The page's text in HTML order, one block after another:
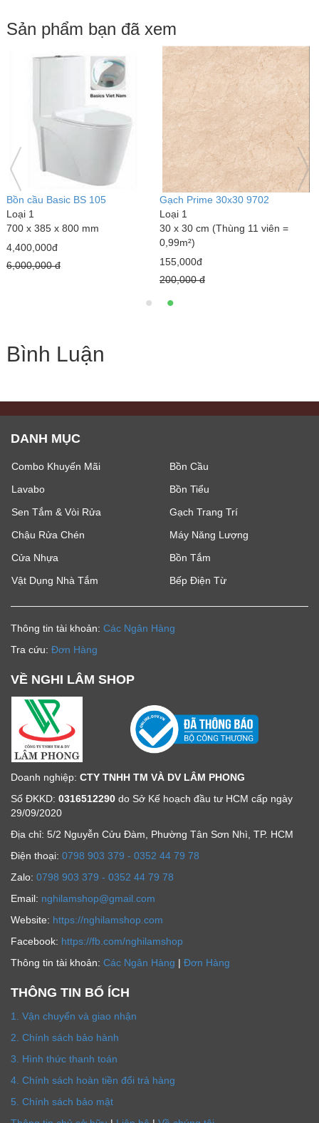
Sản phẩm bạn đã xem
Gạch Prime 60x60 9666
Loại 1
60 x 60 cm (Thùng 4 viên =
1,44m²)
148,000đ
Lavabo mạ vàng Napolon 3005
450 x 400 x 145 mm
1,900,000đ
2,500,000 đ
Bình Luận
DANH MỤC
Combo Khuyến Mãi
Bồn Cầu
Lavabo
Bồn Tiểu
Sen Tắm & Vòi Rửa
Gạch Trang Trí
Chậu Rửa Chén
Máy Năng Lượng
Cửa Nhựa
Bồn Tắm
Vật Dụng Nhà Tắm
Bếp Điện Từ
Thông tin tài khoản: Các Ngân Hàng
Tra cứu: Đơn Hàng
VỀ NGHI LÂM SHOP
Doanh nghiệp: CTY TNHH TM VÀ DV LÂM PHONG
Số ĐKKD: 0316512290 do Sở Kế hoạch đầu tư HCM cấp ngày
29/09/2020
Địa chỉ: 5/2 Nguyễn Cửu Đàm, Phường Tân Sơn Nhì, TP. HCM
Ðiện thoại: 0798 903 379 - 0352 44 79 78
Zalo: 0798 903 379 - 0352 44 79 78
Email: nghilamshop@gmail.com
Website: https://nghilamshop.com
Facebook: https://fb.com/nghilamshop
Thông tin tài khoản: Các Ngân Hàng | Đơn Hàng
THÔNG TIN BỔ ÍCH
1. Vận chuyển và giao nhận
2. Chính sách bảo hành
3. Hình thức thanh toán
4. Chính sách hoàn tiền đổi trả hàng
5. Chính sách bảo mật